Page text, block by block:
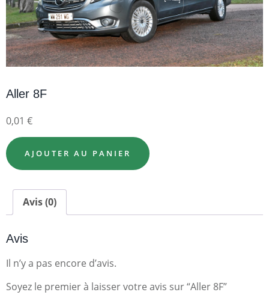
Aller 8F
0,01 €
AJOUTER AU PANIER
Avis (0)
Avis
Il n’y a pas encore d’avis.
Soyez le premier à laisser votre avis sur “Aller 8F”